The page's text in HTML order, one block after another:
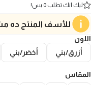
ليك انك تطلب 0 بس!
للأسف المنتج ده
اللون
أزرق/بني
أخضر/بني
المقاس